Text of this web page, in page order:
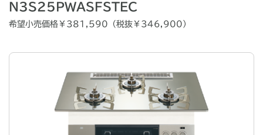
N3S25PWASFSTEC
希望小売価格￥381,590（税抜￥346,900）